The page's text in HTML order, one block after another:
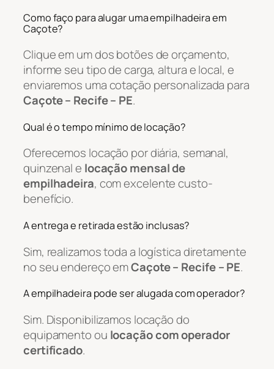
Como faço para alugar uma empilhadeira em
Caçote?
Clique em um dos botões de orçamento,
informe seu tipo de carga, altura e local, e
enviaremos uma cotação personalizada para
Caçote – Recife – PE.
Qual é o tempo mínimo de locação?
Oferecemos locação por diária, semanal,
quinzenal e locação mensal de
empilhadeira, com excelente custo-
benefício.
A entrega e retirada estão inclusas?
Sim, realizamos toda a logística diretamente
no seu endereço emCaçote – Recife – PE.
A empilhadeira pode ser alugada com operador?
Sim. Disponibilizamos locação do
equipamento ou locação com operador
certificado.